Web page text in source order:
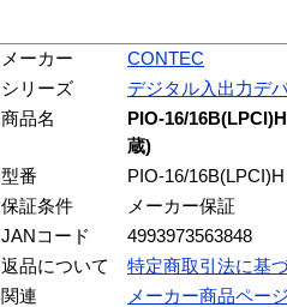
メーカー
CONTEC
シリーズ
デジタル入出力デ
商品名
PIO-16/
蔵)
型番
PIO-16/16B(LPCI)H
保証条件
メーカー保証
JANコード
4993973563848
返品について
特定商取引法に基
関連
メーカー商品ペー